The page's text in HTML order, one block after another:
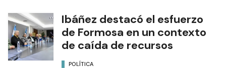
Ibáñez destacó el esfuerzo
de Formosa en un contexto
de caída de recursos
POLÍTICA